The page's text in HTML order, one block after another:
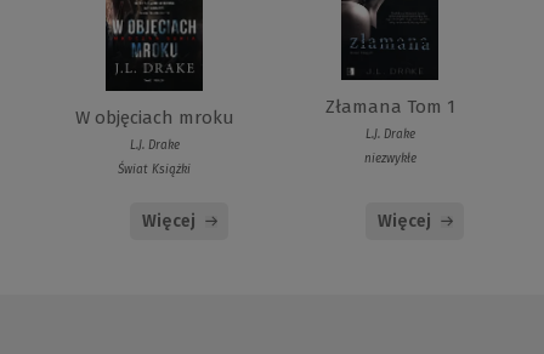
W objęciach mroku
L.J. Drake
Świat Książki
Więcej
Złamana Tom 1
L.J. Drake
niezwykłe
Więcej